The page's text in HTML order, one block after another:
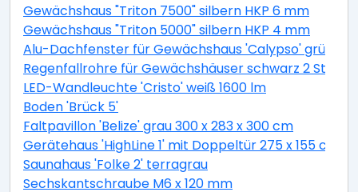
Gewächshaus "Triton 7500" silbern HKP 6 mm
Gewächshaus "Triton 5000" silbern HKP 4 mm
Alu-Dachfenster für Gewächshaus 'Calypso' grün
Regenfallrohre für Gewächshäuser schwarz 2 Stück
LED-Wandleuchte 'Cristo' weiß 1600 lm
Boden 'Brück 5'
Faltpavillon 'Belize' grau 300 x 283 x 300 cm
Gerätehaus 'HighLine 1' mit Doppeltür 275 x 155 cm
Saunahaus 'Folke 2' terragrau
Sechskantschraube M6 x 120 mm